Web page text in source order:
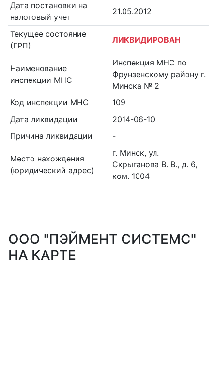
Дата постановки на
налоговый учет
21.05.2012
Текущее состояние
(ГРП)
ЛИКВИДИРОВАН
Наименование
инспекции МНС
Инспекция МНС по
Фрунзенскому району г.
Минска № 2
Код инспекции МНС
109
Дата ликвидации
2014-06-10
Причина ликвидации
-
Место нахождения
(юридический адрес)
г. Минск, ул.
Скрыганова В. В., д. 6,
ком. 1004
ООО "ПЭЙМЕНТ СИСТЕМС"
НА КАРТЕ